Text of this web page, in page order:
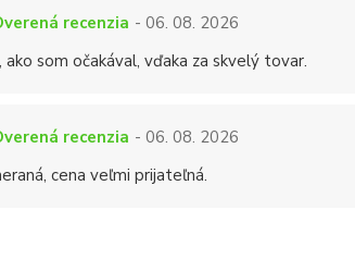
recenzia - 06. 08. 2026
som očakával, vďaka za skvelý tovar.
recenzia - 06. 08. 2026
cena veľmi prijateľná.